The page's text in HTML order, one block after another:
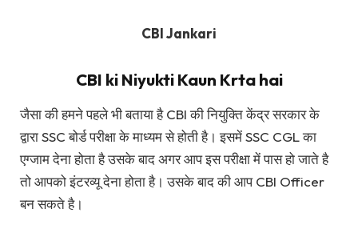
CBI Jankari
CBI ki Niyukti Kaun Krta hai
जैसा की हमने पहले भी बताया है CBI की नियुक्ति केंद्र सरकार के
द्वारा SSC बोर्ड परीक्षा के माध्यम से होती है। इसमें SSC CGL का
एग्जाम देना होता है उसके बाद अगर आप इस परीक्षा में पास हो जाते है
तो आपको इंटरव्यू देना होता है। उसके बाद की आप CBI Officer
बन सकते है।